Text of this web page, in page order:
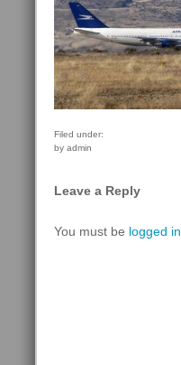
Filed under:
by admin
Leave a Reply
You must be logged in